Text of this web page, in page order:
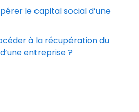
le capital social d’une
à la récupération du
entreprise ?